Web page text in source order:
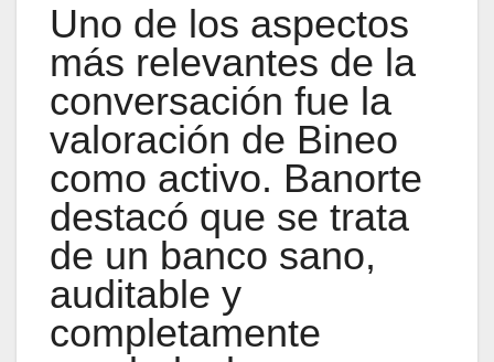
Uno de los aspectos
más relevantes de la
conversación fue la
valoración de Bineo
como activo. Banorte
destacó que se trata
de un banco sano,
auditable y
completamente